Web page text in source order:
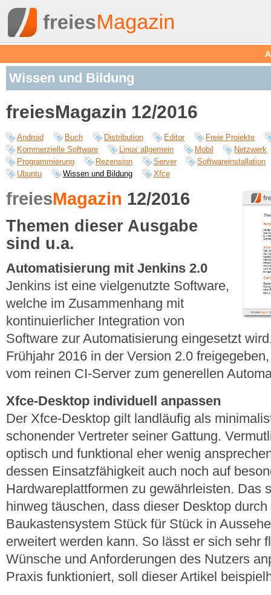
Wissen und Bildung
freiesMagazin 12/2016
Android Buch Distribution Editor
Freie Projekte
Kommerzielle Software
Linux allgemein Mobil
Netzwerk
Programmierung
Rezension Server
Softwareinstallation
Ubuntu
Wissen und Bildung Xfce
freiesMagazin 12/2016
Themen dieser Ausgabe
sind u.a.
Automatisierung mit Jenkins 2.0
Jenkins ist eine vielgenutzte Software,
welche im Zusammenhang mit
kontinuierlicher Integration von
Software zur Automatisierung eingesetzt
Frühjahr 2016 in der Version 2.0
vom reinen CI-Server zum generellen
Xfce-Desktop individuell anpassen
Der Xfce-Desktop gilt landläufig als
schonender Vertreter seiner Gattung.
optisch und funktional eher wenig
dessen Einsatzfähigkeit auch noch auf
Hardwareplattformen zu gewährleisten. Das
hinweg täuschen, dass dieser Desktop
Baukastensystem Stück für Stück in
erweitert werden kann. So lässt er sich sehr
Wünsche und Anforderungen des Nutzers
Praxis funktioniert, soll dieser Artikel